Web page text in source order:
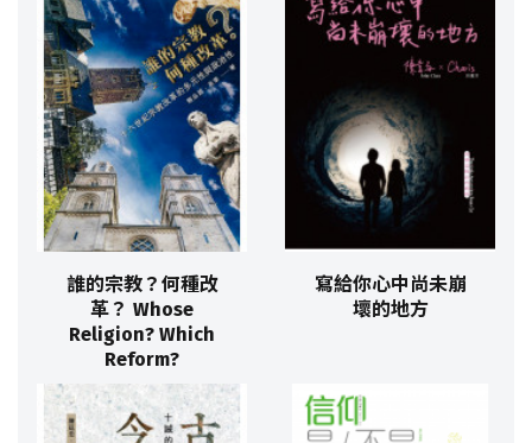
誰的宗教？何種改
革？ Whose
Religion? Which
Reform?
寫給你心中尚未崩
壞的地方